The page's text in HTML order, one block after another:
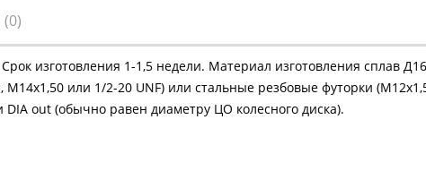
(0)
изготовления 1-1,5 недели. Материал изготовления сплав
или 1/2-20 UNF) или стальные резбовые футорки
out (обычно равен диаметру ЦО колесного диска).